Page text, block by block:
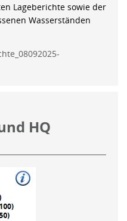
Lageberichte sowie der
Wasserständen
HQ